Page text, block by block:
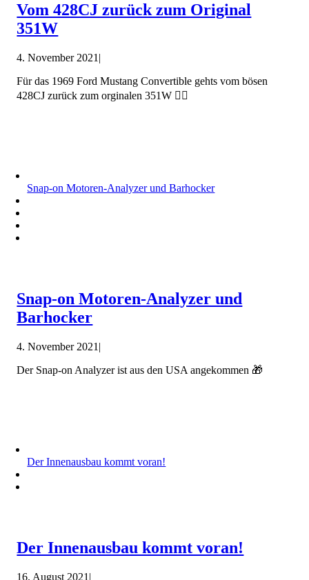
Vom 428CJ zurück zum Original
351W
4. November 2021 |
Für das 1969 Ford Mustang Convertible gehts vom bösen
428CJ zurück zum orginalen 351W 🤷‍♂️
Snap-on Motoren-Analyzer und Barhocker
Snap-on Motoren-Analyzer und
Barhocker
4. November 2021 |
Der Snap-on Analyzer ist aus den USA angekommen 🎁
Der Innenausbau kommt voran!
Der Innenausbau kommt voran!
16. August 2021 |